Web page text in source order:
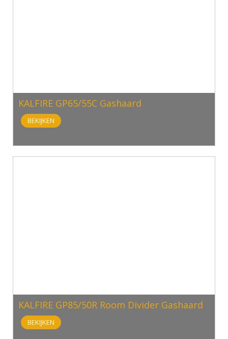
KALFIRE GP65/55C Gashaard
BEKIJKEN
KALFIRE GP85/50R Room Divider Gashaard
BEKIJKEN